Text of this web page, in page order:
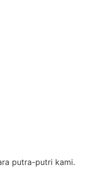
putra-putri kami.